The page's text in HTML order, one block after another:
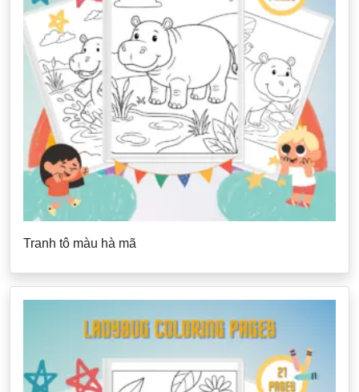
Tranh tô màu hà mã